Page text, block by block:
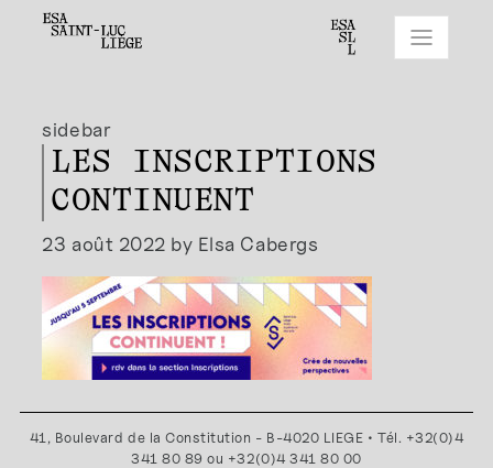
sidebar
LES INSCRIPTIONS
CONTINUENT
23 août 2022 by Elsa Cabergs
41, Boulevard de la Constitution - B-4020 LIEGE • Tél. +32(0)4
341 80 89 ou +32(0)4 341 80 00